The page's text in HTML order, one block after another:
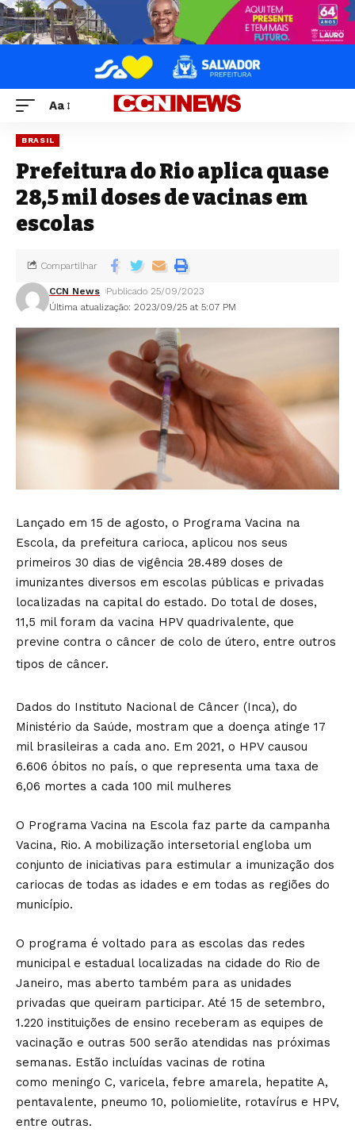
Aa
BRASIL
Prefeitura do Rio aplica quase
28,5 mil doses de vacinas em
escolas
Última atualização: 2023/09/25 at 5:07 PM
CCN News Publicado 25/09/2023
Compartilhar
Lançado em 15 de agosto, o Programa Vacina na
Escola, da prefeitura carioca, aplicou nos seus
primeiros 30 dias de vigência 28.489 doses de
imunizantes diversos em escolas públicas e privadas
localizadas na capital do estado. Do total de doses,
11,5 mil foram da vacina HPV quadrivalente, que
previne contra o câncer de colo de útero, entre outros
tipos de câncer.
Dados do Instituto Nacional de Câncer (Inca), do
Ministério da Saúde, mostram que a doença atinge 17
mil brasileiras a cada ano. Em 2021, o HPV causou
6.606 óbitos no país, o que representa uma taxa de
6,06 mortes a cada 100 mil mulheres
O Programa Vacina na Escola faz parte da campanha
Vacina, Rio. A mobilização intersetorial engloba um
conjunto de iniciativas para estimular a imunização dos
cariocas de todas as idades e em todas as regiões do
município.
O programa é voltado para as escolas das redes
municipal e estadual localizadas na cidade do Rio de
Janeiro, mas aberto também para as unidades
privadas que queiram participar. Até 15 de setembro,
1.220 instituições de ensino receberam as equipes de
vacinação e outras 500 serão atendidas nas próximas
semanas. Estão incluídas vacinas de rotina
como meningo C, varicela, febre amarela, hepatite A,
pentavalente, pneumo 10, poliomielite, rotavírus e HPV,
entre outras.